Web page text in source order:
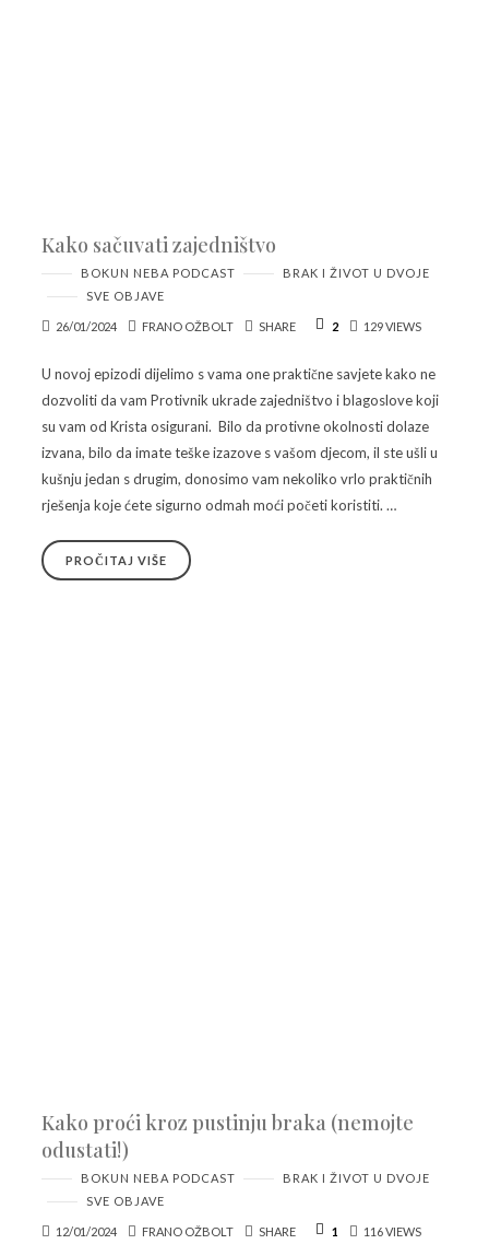
Kako sačuvati zajedništvo
BOKUN NEBA PODCAST
BRAK I ŽIVOT U DVOJE
SVE OBJAVE
26/01/2024 FRANO OŽBOLT SHARE 2 129 VIEWS
U novoj epizodi dijelimo s vama one praktične savjete kako ne
dozvoliti da vam Protivnik ukrade zajedništvo i blagoslove koji
su vam od Krista osigurani. Bilo da protivne okolnosti dolaze
izvana, bilo da imate teške izazove s vašom djecom, il ste ušli u
kušnju jedan s drugim, donosimo vam nekoliko vrlo praktičnih
rješenja koje ćete sigurno odmah moći početi koristiti. …
PROČITAJ VIŠE
Kako proći kroz pustinju braka (nemojte
odustati!)
BOKUN NEBA PODCAST
BRAK I ŽIVOT U DVOJE
SVE OBJAVE
12/01/2024 FRANO OŽBOLT SHARE 1 116 VIEWS